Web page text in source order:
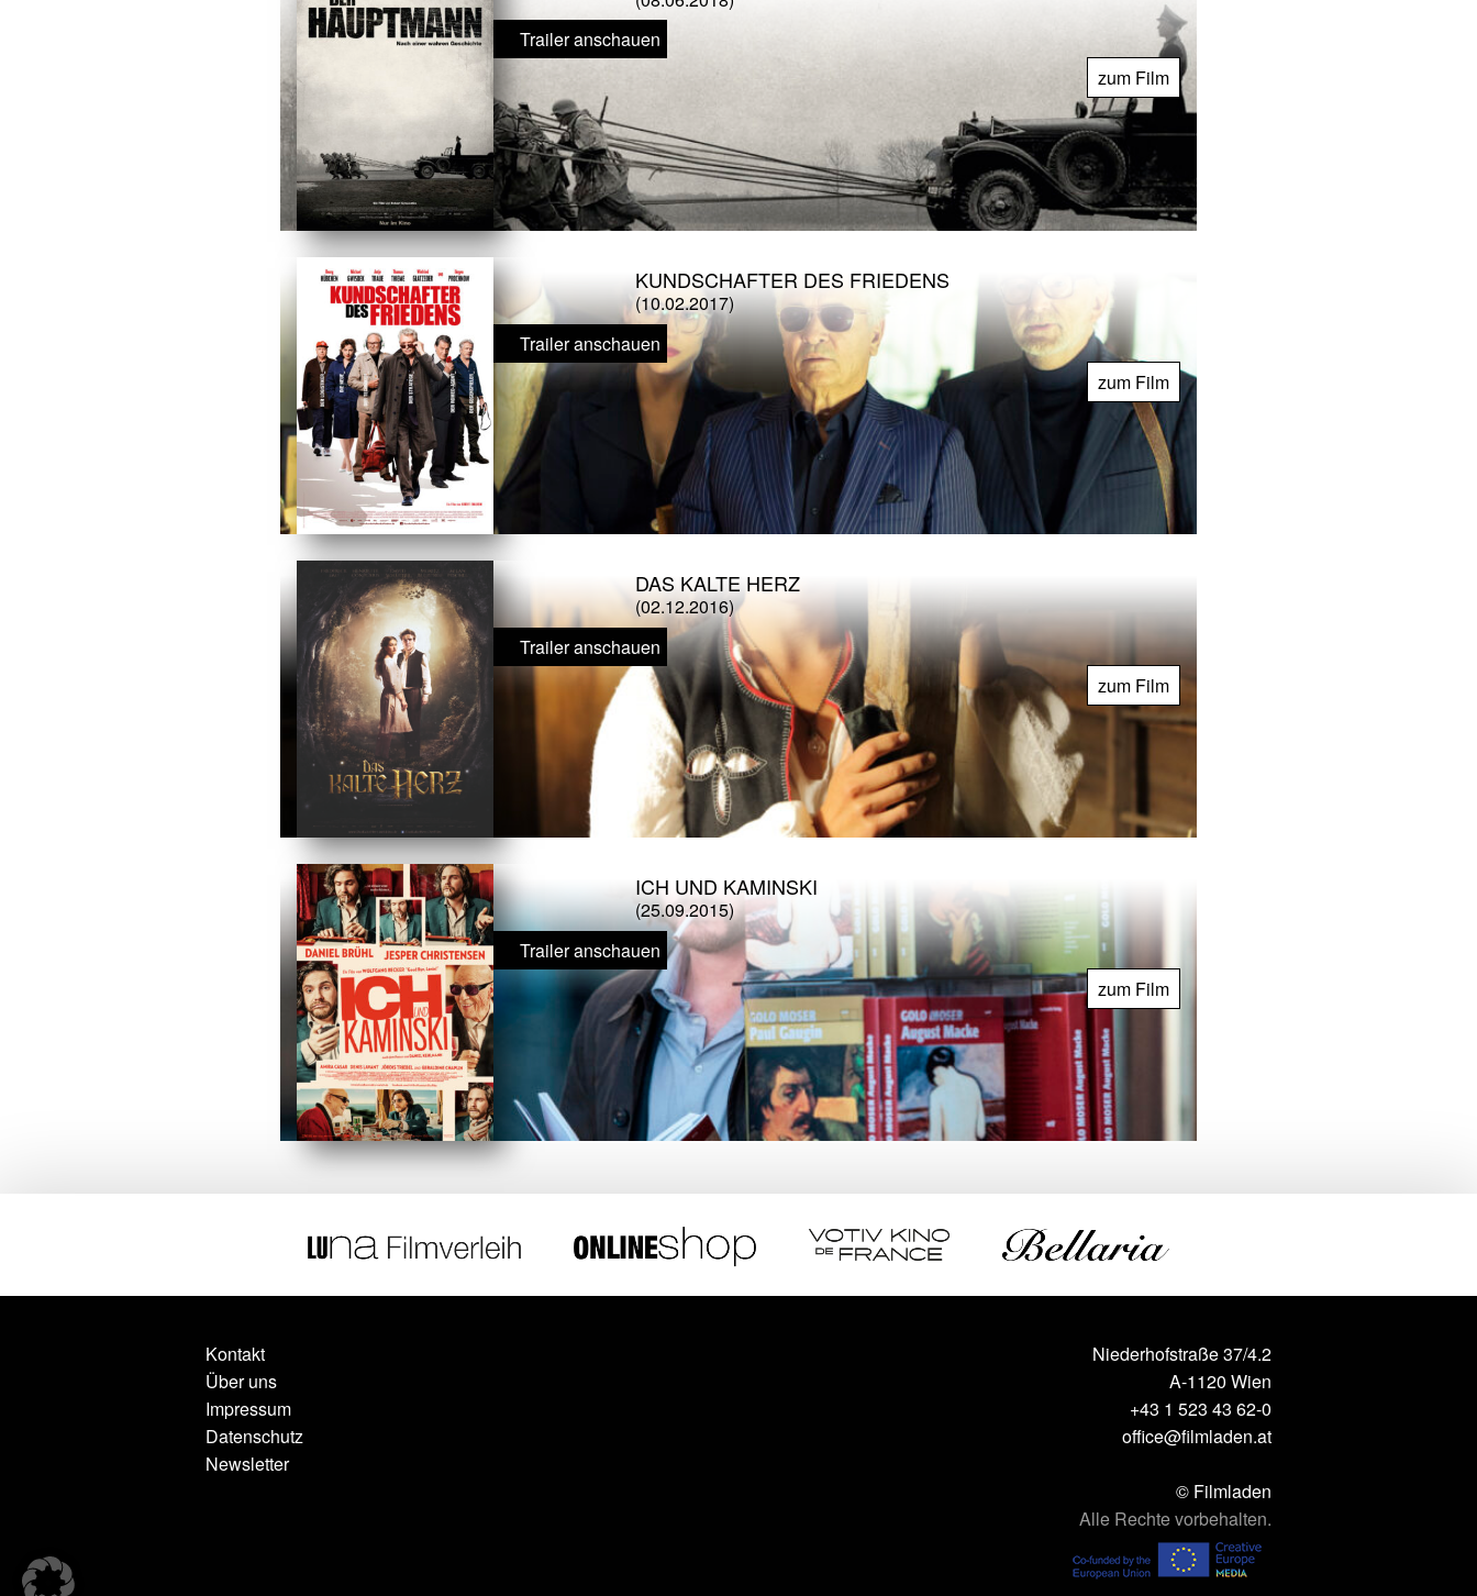
Trailer anschauen
zum Film
KUNDSCHAFTER DES FRIEDENS
(10.02.2017)
Trailer anschauen
zum Film
DAS KALTE HERZ
(02.12.2016)
Trailer anschauen
zum Film
ICH UND KAMINSKI
(25.09.2015)
Trailer anschauen
zum Film
Kontakt
Über uns
Impressum
Datenschutz
Newsletter
Niederhofstraße 37/4.2
A-1120 Wien
+43 1 523 43 62-0
office@filmladen.at
© Filmladen
Alle Rechte vorbehalten.